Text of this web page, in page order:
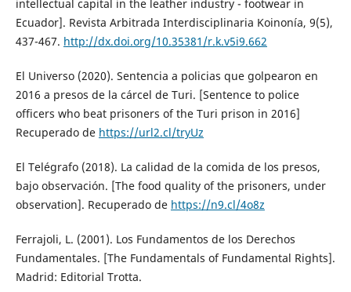
intellectual capital in the leather industry - footwear in
Ecuador]. Revista Arbitrada Interdisciplinaria Koinonía, 9(5),
437-467. http://dx.doi.org/10.35381/r.k.v5i9.662
El Universo (2020). Sentencia a policias que golpearon en
2016 a presos de la cárcel de Turi. [Sentence to police
officers who beat prisoners of the Turi prison in 2016]
Recuperado de https://url2.cl/tryUz
El Telégrafo (2018). La calidad de la comida de los presos,
bajo observación. [The food quality of the prisoners, under
observation]. Recuperado de https://n9.cl/4o8z
Ferrajoli, L. (2001). Los Fundamentos de los Derechos
Fundamentales. [The Fundamentals of Fundamental Rights].
Madrid: Editorial Trotta.